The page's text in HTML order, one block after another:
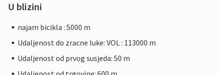
U blizini
najam bicikla : 5000 m
Udaljenost do zracne luke: VOL : 113000 m
Udaljenost od prvog susjeda: 50 m